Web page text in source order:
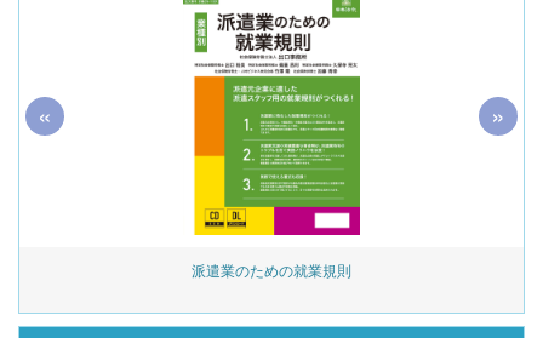
派遣業のための就業規則
« »